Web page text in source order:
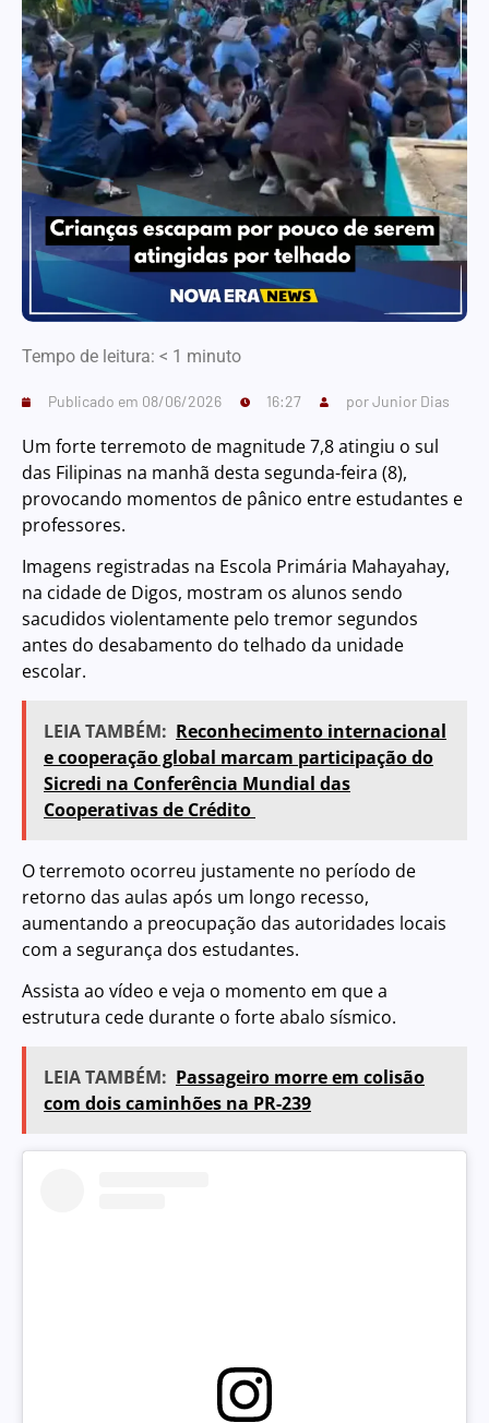
Tempo de leitura: < 1 minuto
Publicado em 08/06/2026 16:27 porJunior Dias
Um forte terremoto de magnitude 7,8 atingiu o sul
das Filipinas na manhã desta segunda-feira (8),
provocando momentos de pânico entre estudantes e
professores.
Imagens registradas na Escola Primária Mahayahay,
na cidade de Digos, mostram os alunos sendo
sacudidos violentamente pelo tremor segundos
antes do desabamento do telhado da unidade
escolar.
LEIA TAMBÉM: Reconhecimento internacional
e cooperação global marcam participação do
Sicredi na Conferência Mundial das
Cooperativas de Crédito
O terremoto ocorreu justamente no período de
retorno das aulas após um longo recesso,
aumentando a preocupação das autoridades locais
com a segurança dos estudantes.
Assista ao vídeo e veja o momento em que a
estrutura cede durante o forte abalo sísmico.
LEIA TAMBÉM: Passageiro morre em colisão
com dois caminhões na PR-239